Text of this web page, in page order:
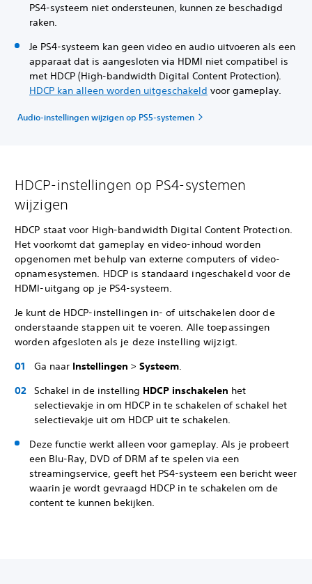
PS4-systeem niet ondersteunen, kunnen ze beschadigd
raken.
Je PS4-systeem kan geen video en audio uitvoeren als een
apparaat dat is aangesloten via HDMI niet compatibel is
met HDCP (High-bandwidth Digital Content Protection).
HDCP kan alleen worden uitgeschakeld voor gameplay.
Audio-instellingen wijzigen op PS5-systemen
HDCP-instellingen op PS4-systemen
wijzigen
HDCP staat voor High-bandwidth Digital Content Protection.
Het voorkomt dat gameplay en video-inhoud worden
opgenomen met behulp van externe computers of video-
opnamesystemen. HDCP is standaard ingeschakeld voor de
HDMI-uitgang op je PS4-systeem.
Je kunt de HDCP-instellingen in- of uitschakelen door de
onderstaande stappen uit te voeren. Alle toepassingen
worden afgesloten als je deze instelling wijzigt.
Ga naar Instellingen > Systeem.
Schakel in de instelling HDCP inschakelen het
selectievakje in om HDCP in te schakelen of schakel het
selectievakje uit om HDCP uit te schakelen.
Deze functie werkt alleen voor gameplay. Als je probeert
een Blu-Ray, DVD of DRM af te spelen via een
streamingservice, geeft het PS4-systeem een bericht weer
waarin je wordt gevraagd HDCP in te schakelen om de
content te kunnen bekijken.